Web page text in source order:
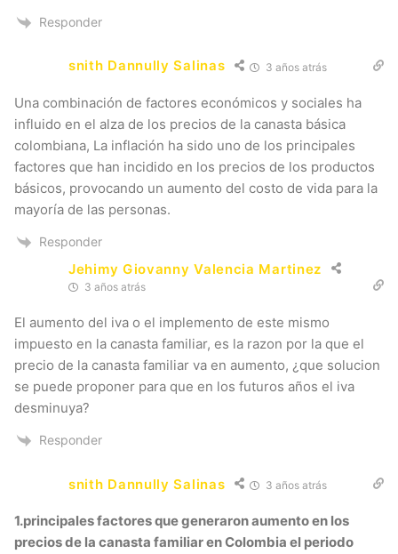
Responder
snith Dannully Salinas 3 años atrás
Una combinación de factores económicos y sociales ha
influido en el alza de los precios de la canasta básica
colombiana, La inflación ha sido uno de los principales
factores que han incidido en los precios de los productos
básicos, provocando un aumento del costo de vida para la
mayoría de las personas.
Responder
Jehimy Giovanny Valencia Martinez
3 años atrás
El aumento del iva o el implemento de este mismo
impuesto en la canasta familiar, es la razon por la que el
precio de la canasta familiar va en aumento, ¿que solucion
se puede proponer para que en los futuros años el iva
desminuya?
Responder
snith Dannully Salinas 3 años atrás
1.principales factores que generaron aumento en los
precios de la canasta familiar en Colombia el periodo